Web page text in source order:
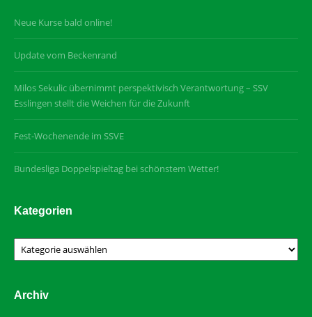
Neue Kurse bald online!
Update vom Beckenrand
Milos Sekulic übernimmt perspektivisch Verantwortung – SSV
Esslingen stellt die Weichen für die Zukunft
Fest-Wochenende im SSVE
Bundesliga Doppelspieltag bei schönstem Wetter!
Kategorien
Kategorien
Archiv